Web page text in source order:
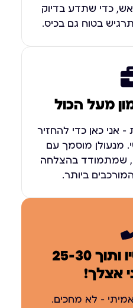
כדי שתדע בדיוק
בטוח גם בכיס.
מעל הכול
אני כאן כדי להחזיר
מנעולן מוסמך עם
שמתמודד בהצלחה
ביותר.
התקשר עכשיו ותוך 25-30
אצלך!
– לא מחכים.